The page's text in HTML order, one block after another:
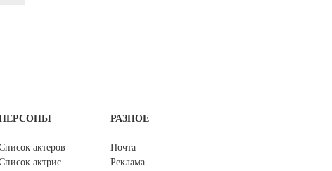
актеров
актрис
РАЗНОЕ
Почта
Реклама